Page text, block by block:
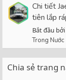
Chi tiết
tiên lắp
Bắt đầu
Trong Nước
Chia sẻ trang